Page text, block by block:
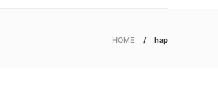
HOME hap